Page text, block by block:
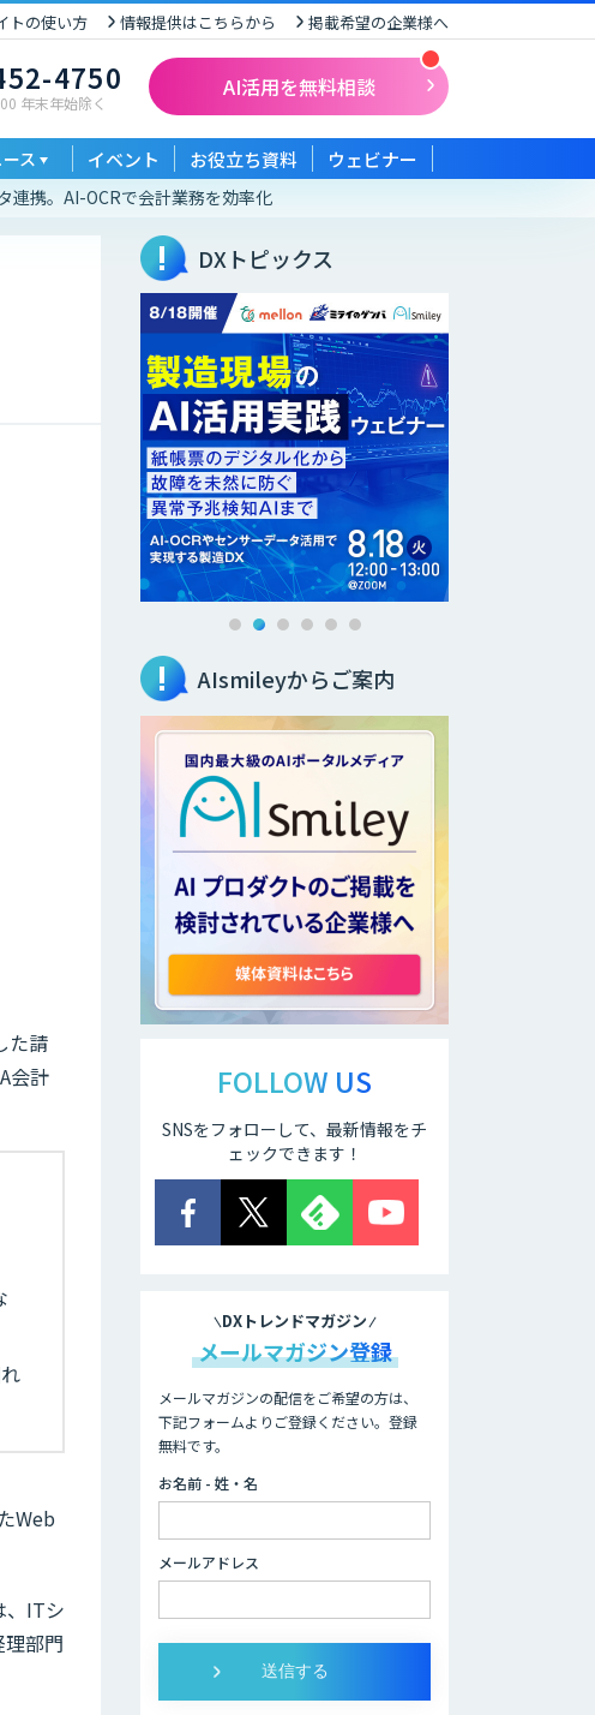
トの使い方 情報提供はこちらから 掲載希望の企業様へ
4750
年末年始除く
AI活用を無料相談
ス イベント お役立ち資料 ウェビナー
連携。AI-OCRで会計業務を効率化
た請
会計
Web
、ITシ
部門
DXトピックス
AIsmileyからご案内
FOLLOW US
SNSをフォローして、最新情報をチ
ェックできます！
DXトレンドマガジン
メールマガジン登録
メールマガジンの配信をご希望の方は、
下記フォームよりご登録ください。登録
無料です。
お名前 - 姓・名
メールアドレス